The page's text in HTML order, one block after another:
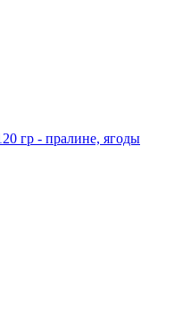
гр - пралине, ягоды